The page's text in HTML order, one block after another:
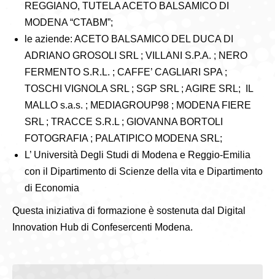
REGGIANO, TUTELA ACETO BALSAMICO DI
MODENA “CTABM”;
le aziende: ACETO BALSAMICO DEL DUCA DI
ADRIANO GROSOLI SRL ; VILLANI S.P.A. ; NERO
FERMENTO S.R.L. ; CAFFE’ CAGLIARI SPA ;
TOSCHI VIGNOLA SRL ; SGP SRL ; AGIRE SRL; IL
MALLO s.a.s. ; MEDIAGROUP98 ; MODENA FIERE
SRL ; TRACCE S.R.L ; GIOVANNA BORTOLI
FOTOGRAFIA ; PALATIPICO MODENA SRL;
L’ Università Degli Studi di Modena e Reggio-Emilia
con il Dipartimento di Scienze della vita e Dipartimento
di Economia
Questa iniziativa di formazione è sostenuta dal Digital
Innovation Hub di Confesercenti Modena.